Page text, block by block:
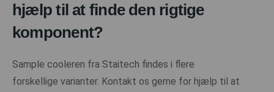
hjælp til at finde den rigtige
komponent?
Sample cooleren fra Staitech findes i flere
forskellige varianter. Kontakt os gerne for hjælp til at